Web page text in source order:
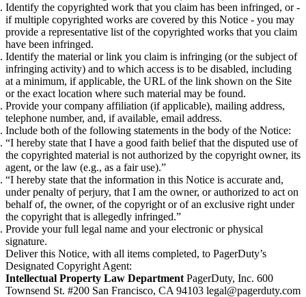
Identify the copyrighted work that you claim has been infringed, or -
if multiple copyrighted works are covered by this Notice - you may
provide a representative list of the copyrighted works that you claim
have been infringed.
Identify the material or link you claim is infringing (or the subject of
infringing activity) and to which access is to be disabled, including
at a minimum, if applicable, the URL of the link shown on the Site
or the exact location where such material may be found.
Provide your company affiliation (if applicable), mailing address,
telephone number, and, if available, email address.
Include both of the following statements in the body of the Notice:
“I hereby state that I have a good faith belief that the disputed use of
the copyrighted material is not authorized by the copyright owner, its
agent, or the law (e.g., as a fair use).”
“I hereby state that the information in this Notice is accurate and,
under penalty of perjury, that I am the owner, or authorized to act on
behalf of, the owner, of the copyright or of an exclusive right under
the copyright that is allegedly infringed.”
Provide your full legal name and your electronic or physical
signature.
Deliver this Notice, with all items completed, to PagerDuty’s
Designated Copyright Agent:
Intellectual Property Law Department PagerDuty, Inc. 600
Townsend St. #200 San Francisco, CA 94103 legal@pagerduty.com